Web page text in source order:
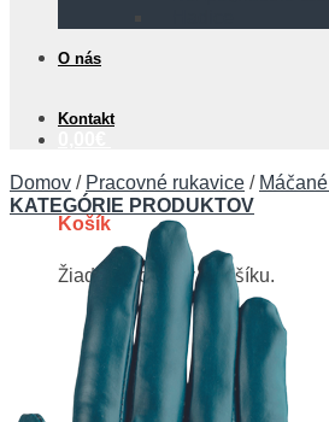
Košík
Žiadne produkty v košíku.
O nás
Kontakt
Domov / Pracovné rukavice /
KATEGÓRIE PRODUKTOV